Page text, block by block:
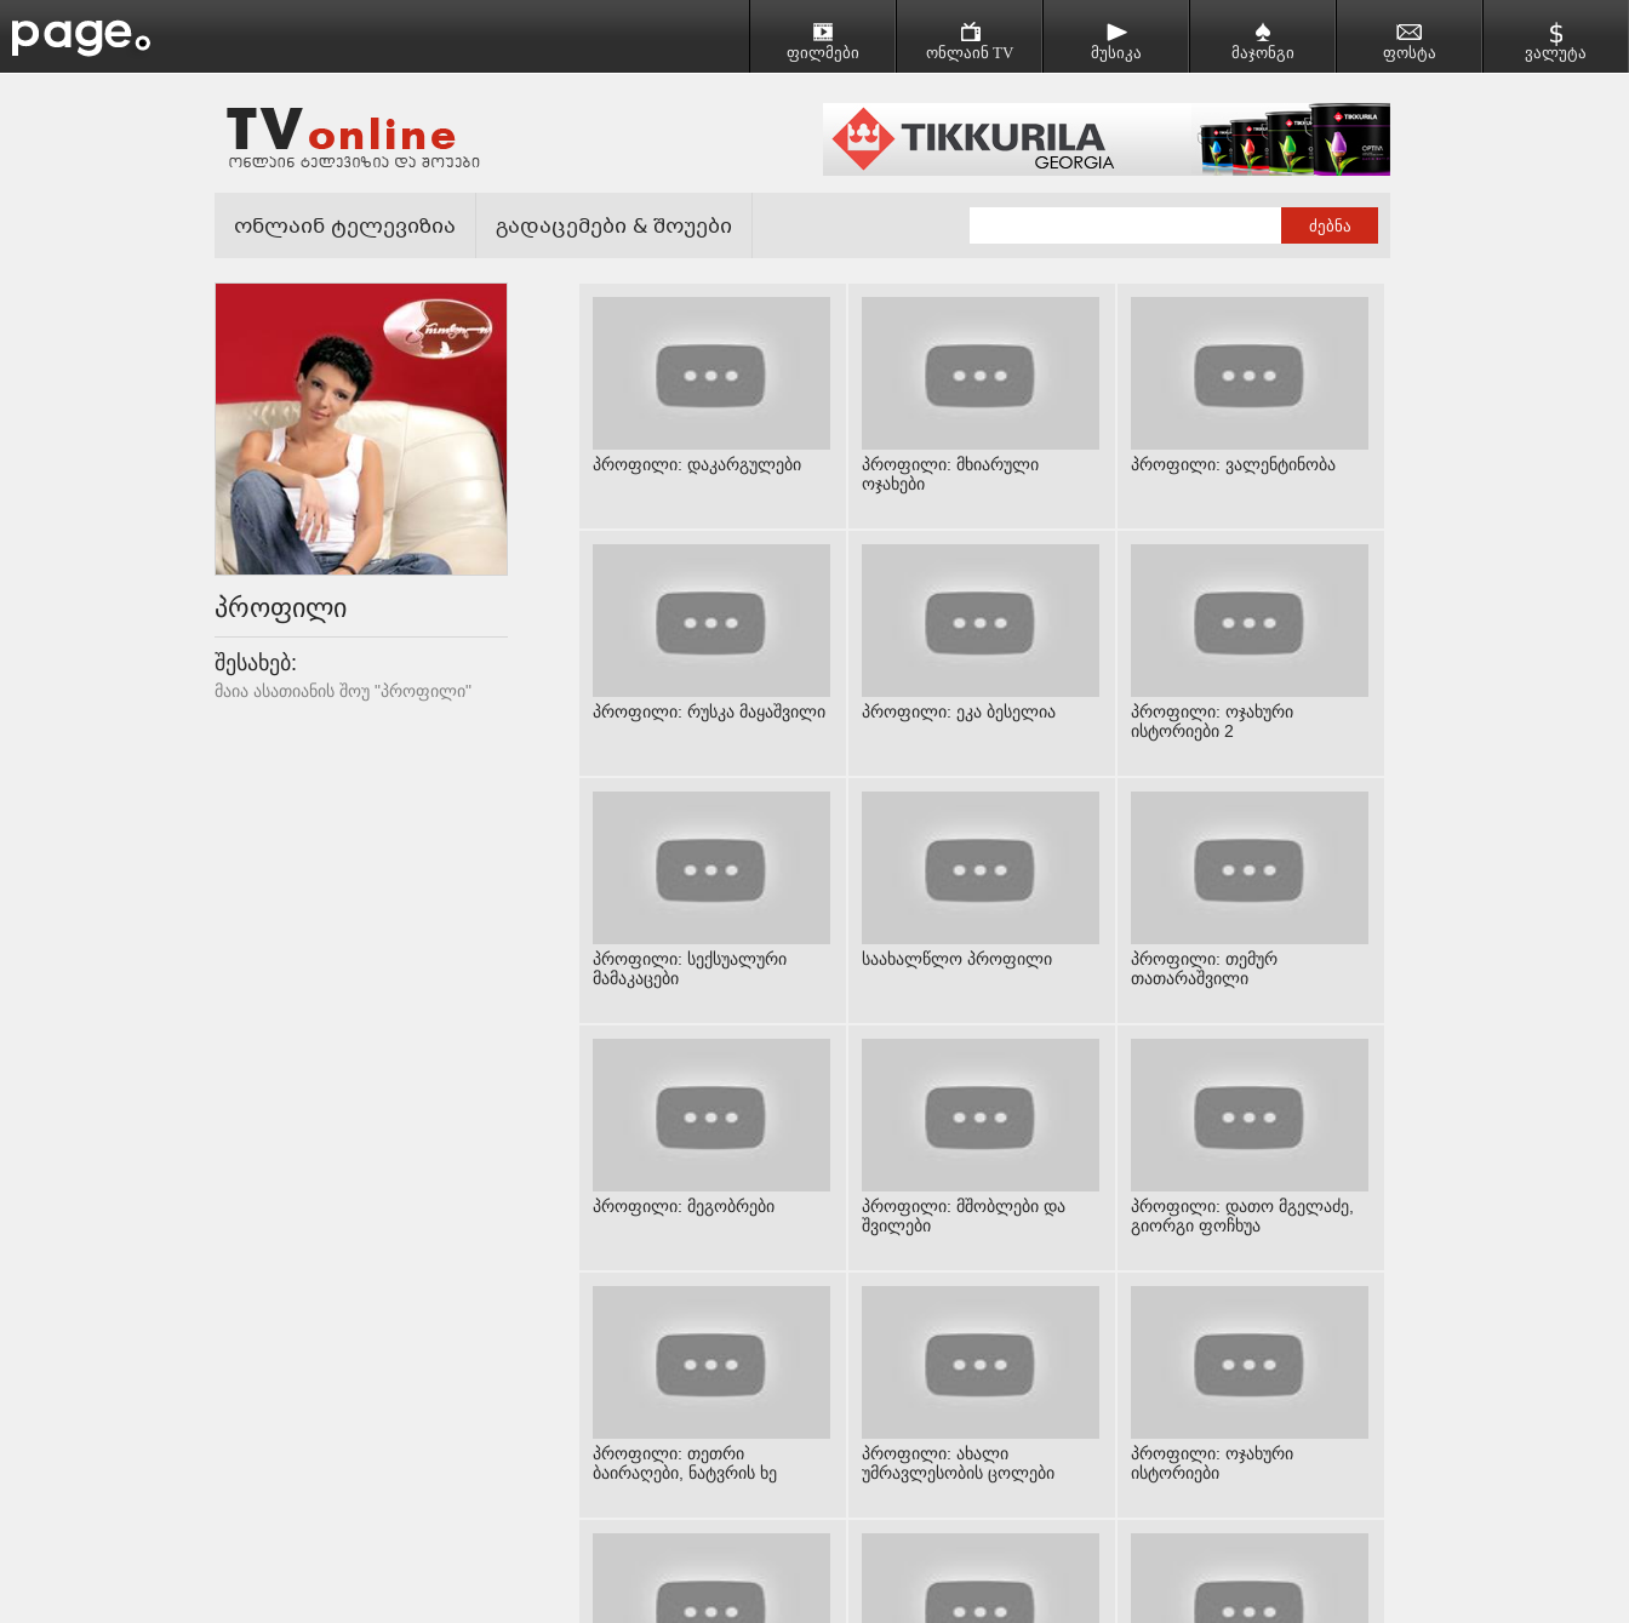
ფილმები ონლაინ TV მუსიკა მაჯონგი ფოსტა ვალუტა
ონლაინ ტელევიზია გადაცემები & შოუები
პროფილი
შესახებ:
მაია ასათიანის შოუ "პროფილი"
პროფილი: დაკარგულები
პროფილი: მხიარული
ოჯახები
პროფილი: ვალენტინობა
პროფილი: რუსკა მაყაშვილი პროფილი: ეკა ბესელია
პროფილი: ოჯახური
ისტორიები 2
პროფილი: სექსუალური
მამაკაცები
საახალწლო პროფილი
პროფილი: თემურ
თათარაშვილი
პროფილი: მეგობრები
პროფილი: მშობლები და
შვილები
პროფილი: დათო მგელაძე,
გიორგი ფოჩხუა
პროფილი: თეთრი
ბაირაღები, ნატვრის ხე
პროფილი: ახალი
უმრავლესობის ცოლები
პროფილი: ოჯახური
ისტორიები